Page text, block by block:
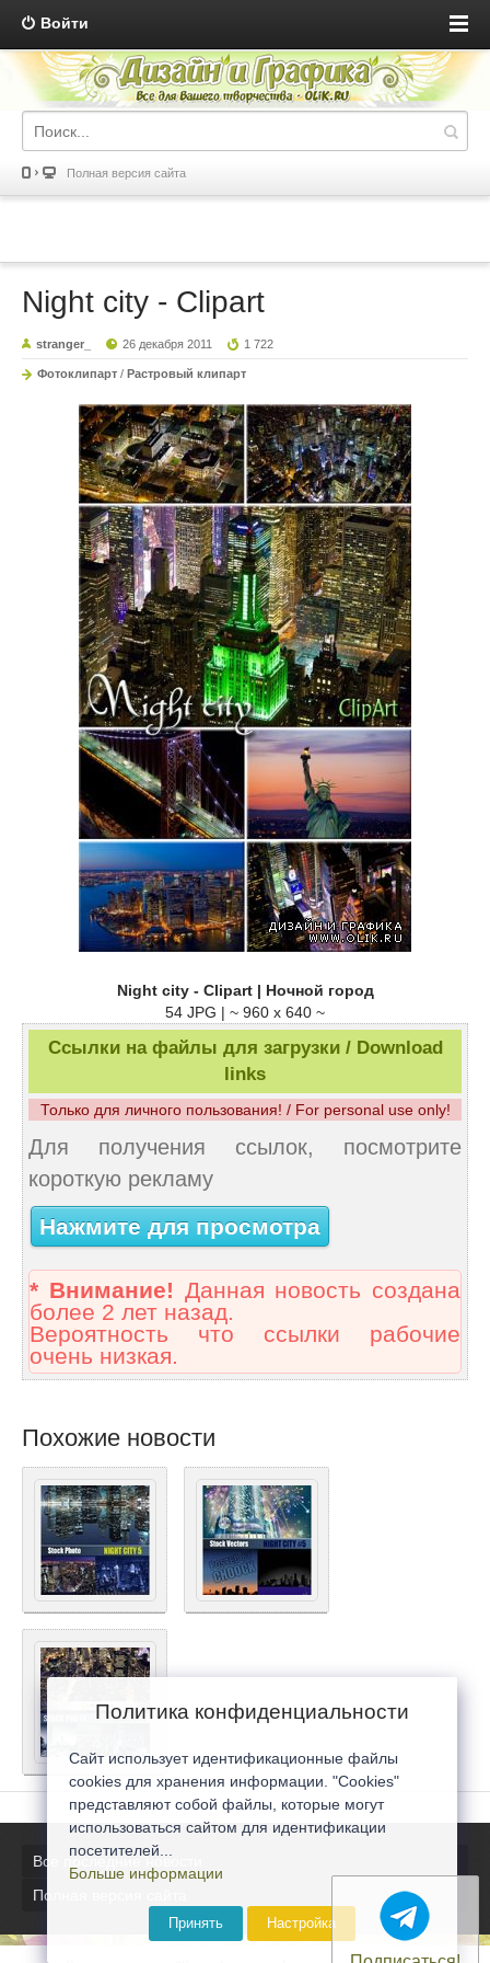
Войти
Полная версия сайта
Night city - Clipart
stranger_ 26 декабря 2011 1 722
Фотоклипарт / Растровый клипарт
Night city - Clipart | Ночной город
54 JPG | ~ 960 x 640 ~
Ссылки на файлы для загрузки / Download
links
Только для личного пользования! / For personal use only!
Для получения ссылок, посмотрите
короткую рекламу
Нажмите для просмотра
* Внимание! Данная новость создана
более 2 лет назад.
Вероятность что ссылки рабочие
очень низкая.
Похожие новости
Все последние новости
Полная версия сайта
Политика конфиденциальности
Сайт использует идентификационные файлы
cookies для хранения информации. "Cookies"
представляют собой файлы, которые могут
использоваться сайтом для идентификации
посетителей...
Больше информации
Принять Настройка